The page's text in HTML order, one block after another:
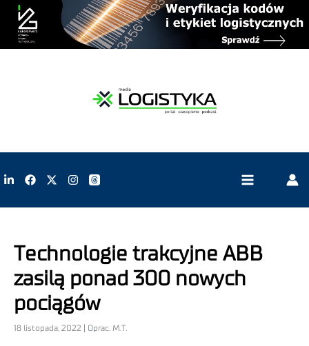
Technologie trakcyjne ABB
zasilą ponad 300 nowych
pociągów
18 listopada, 2022 | Oprac. M.T.